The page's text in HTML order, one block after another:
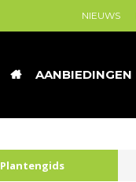
AANBIEDINGEN
NIEUWS
Plantengids